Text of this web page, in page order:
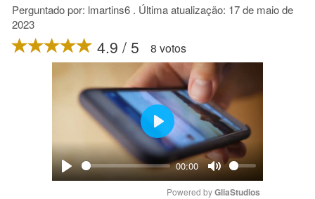
Perguntado por: lmartins6 . Última atualização: 17 de maio de
2023
4.9 / 5 8 votos
Play
00:00
Mute
Play
Powered by GliaStudios